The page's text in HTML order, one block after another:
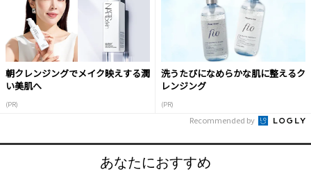
朝クレンジングでメイク映えする潤
い美肌へ
(PR)
洗うたびになめらかな肌に整えるク
レンジング
(PR)
Recommended by
あなたにおすすめ